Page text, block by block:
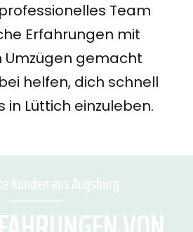
Team
Erfahrungen mit
gemacht
helfen, dich schnell
Lüttich einzuleben.
Kunden aus Augsburg